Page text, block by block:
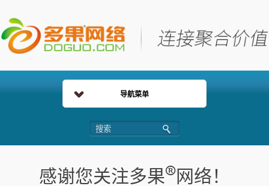
导航菜单
感谢您关注多果®网络！